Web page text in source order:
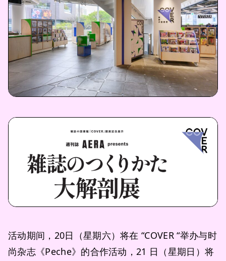
活动期间，20日（星期六）将在 “COVER “举办与时
尚杂志《Peche》的合作活动，21 日（星期日）将